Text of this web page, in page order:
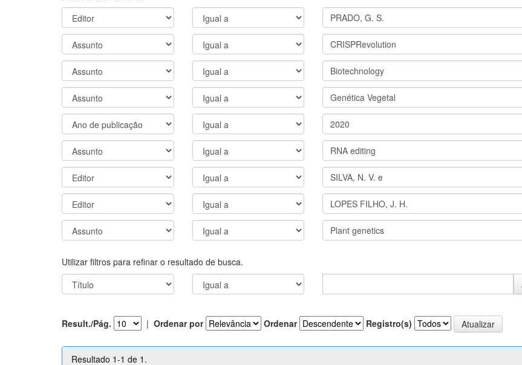
Utilizar filtros para refinar o resultado de busca.
Result./Pág. | Ordenar por Ordenar Registro(s)
Resultado 1-1 de 1.